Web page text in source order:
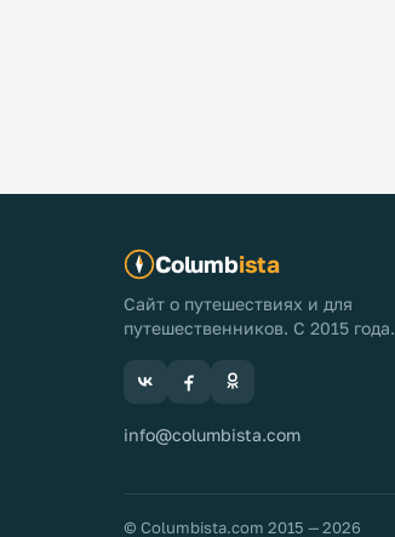
Columbista
Сайт о путешествиях и для
путешественников. С 2015 года.
info@columbista.com
© Columbista.com 2015 — 2026